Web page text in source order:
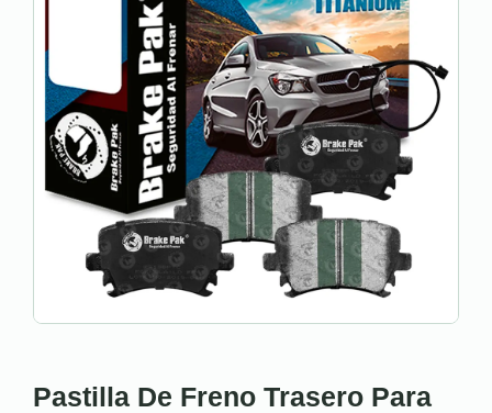
Pastilla De Freno Trasero Para